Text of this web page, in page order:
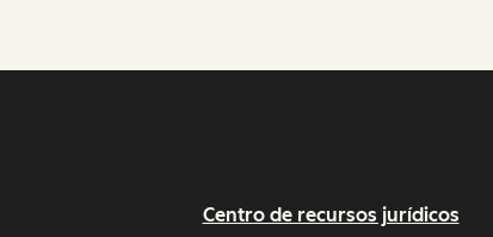
Centro de recursos jurídicos